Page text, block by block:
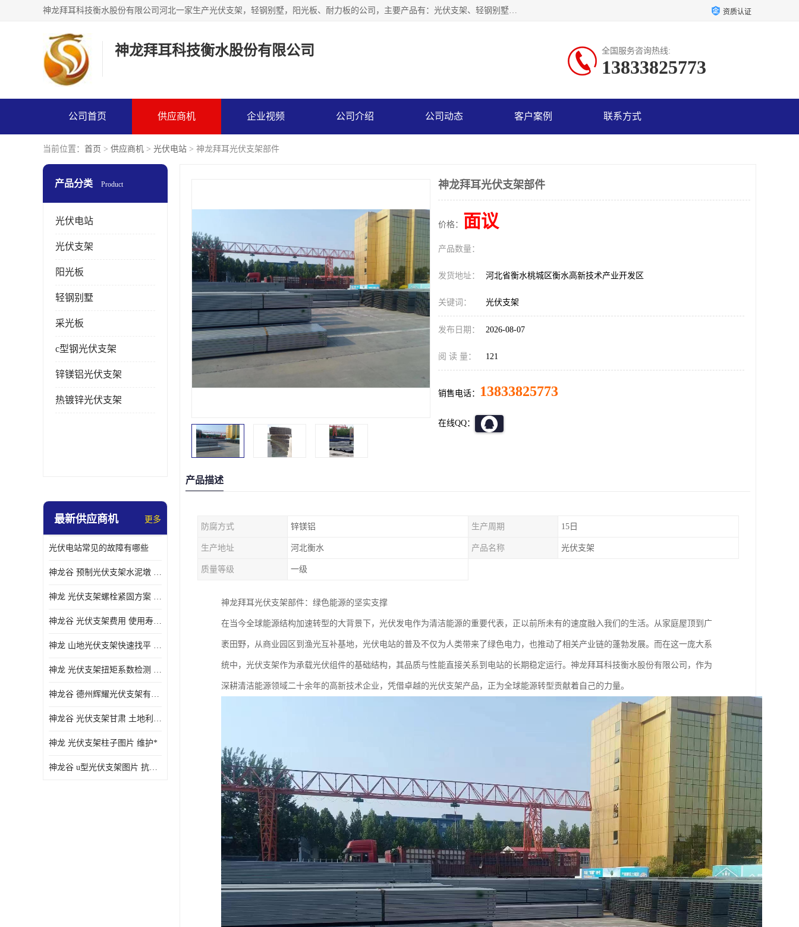
神龙拜耳科技衡水股份有限公司河北一家生产光伏支架，轻钢别墅，阳光板、耐力板的公司，主要产品有：光伏支架、轻钢别墅、阳光板、耐力板、采光板等，公司参与制定了多项标准。 资质认证
神龙拜耳科技衡水股份有限公司 全国服务咨询热线:
13833825773
公司首页 供应商机 企业视频 公司介绍 公司动态 客户案例 联系方式
当前位置： 首页 > 供应商机 > 光伏电站 > 神龙拜耳光伏支架部件
产品分类 Product
光伏电站
光伏支架
阳光板
轻钢别墅
采光板
c型钢光伏支架
锌镁铝光伏支架
热镀锌光伏支架
最新供应商机 更多
光伏电站常见的故障有哪些
神龙谷 预制光伏支架水泥墩 抗震性能优
神龙 光伏支架螺栓紧固方案 土地利用率高
神龙谷 光伏支架费用 使用寿命长
神龙 山地光伏支架快速找平 抗风耐压
神龙 光伏支架扭矩系数检测 适应性强
神龙谷 德州辉耀光伏支架有限公司 材质多样
神龙谷 光伏支架甘肃 土地利用率高
神龙 光伏支架柱子图片 维护*
神龙谷 u型光伏支架图片 抗紫外线
神龙拜耳光伏支架部件
价格： 面议
产品数量：
发货地址： 河北省衡水桃城区衡水高新技术产业开发区
关键词： 光伏支架
发布日期： 2026-08-07
阅 读 量： 121
销售电话： 13833825773
在线QQ：
产品描述
防腐方式 锌镁铝 生产周期 15日
生产地址 河北衡水 产品名称 光伏支架
质量等级 一级
神龙拜耳光伏支架部件：绿色能源的坚实支撑
在当今全球能源结构加速转型的大背景下，光伏发电作为清洁能源的重要代表，正以前所未有的速度融入我们的生活。从家庭屋顶到广
袤田野，从商业园区到渔光互补基地，光伏电站的普及不仅为人类带来了绿色电力，也推动了相关产业链的蓬勃发展。而在这一庞大系
统中，光伏支架作为承载光伏组件的基础结构，其品质与性能直接关系到电站的长期稳定运行。神龙拜耳科技衡水股份有限公司，作为
深耕清洁能源领域二十余年的高新技术企业，凭借卓越的光伏支架产品，正为全球能源转型贡献着自己的力量。